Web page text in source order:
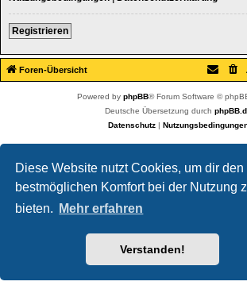
Diese Website nutzt Cookies, um dir den
bestmöglichen Komfort bei der Nutzung
bieten.
Mehr erfahren
Verstanden!
Registrieren
Foren-Übersicht
Powered by phpBB® Forum Software ©
Deutsche Übersetzung durch
Datenschutz|